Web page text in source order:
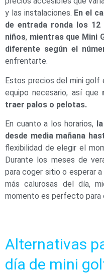
y las instalaciones. En el
de entrada ronda los
niños, mientras que Mini
diferente según el
enfrentarte.
Estos precios del mini golf
equipo necesario, así que
traer palos o pelotas.
En cuanto a los horarios,
desde media mañana
flexibilidad de elegir el
Durante los meses de
para coger sitio o esperar
más calurosas del día,
momento es perfecto para
Alternativas
día de mini